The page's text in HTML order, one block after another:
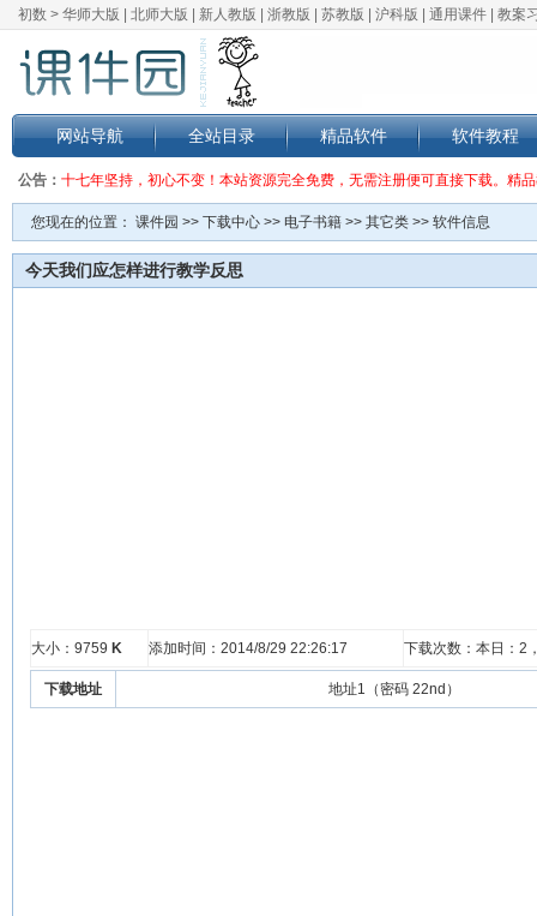
初数 > 华师大版 北师大版 新人教版 浙教版 苏教版 沪科版 通用课件 教案
网站导航 全站目录 精品软件 软件教程
公告： 十七年坚持，初心不变！本站资源完全免费，无需注册便可直接下载。精
您现在的位置： 课件园 >> 下载中心 >> 电子书籍 >> 其它类 >> 软件信息
今天我们应怎样进行教学反思
大小：9759 K 添加时间：2014/8/29 22:26:17 下载次数：本日： 2
下载地址 地址1（密码 22nd）